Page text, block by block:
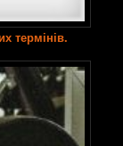
термінів.